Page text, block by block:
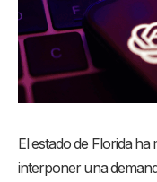
El estado de Florida
interponer una